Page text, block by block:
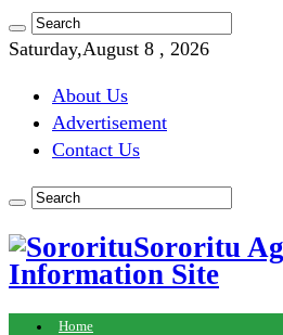
Saturday,August 8 , 2026
About Us
Advertisement
Contact Us
Sororitu
Information Site
Home